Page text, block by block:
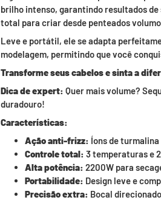
brilho intenso, garantindo resultados de
total para criar desde penteados
Leve e portátil, ele se adapta
modelagem, permitindo que você
Transforme seus cabelos e sinta a
Dica de expert: Quer mais volume?
duradouro!
Características:
Ação anti-frizz: Íons de
Controle total: 3 temperaturas e
Alta potência: 2200W para
Portabilidade: Design leve e
Precisão extra: Bocal